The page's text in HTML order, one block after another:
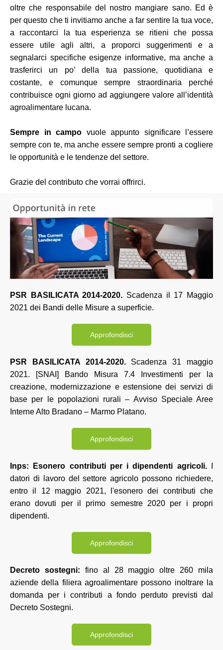
oltre che responsabile del nostro mangiare sano. Ed è
per questo che ti invitiamo anche a far sentire la tua voce,
a raccontarci la tua esperienza se ritieni che possa
essere utile agli altri, a proporci suggerimenti e a
segnalarci specifiche esigenze informative, ma anche a
trasferirci un po’ della tua passione, quotidiana e
costante, e comunque sempre straordinaria perché
contribuisce ogni giorno ad aggiungere valore all’identità
agroalimentare lucana.
Sempre in campo vuole appunto significare l’essere
sempre con te, ma anche essere sempre pronti a cogliere
le opportunità e le tendenze del settore.
Grazie del contributo che vorrai offrirci.
PSR BASILICATA 2014-2020. Scadenza il 17 Maggio
2021 dei Bandi delle Misure a superficie.
Approfondisci
PSR BASILICATA 2014-2020. Scadenza 31 maggio
2021. [SNAI] Bando Misura 7.4 Investimenti per la
creazione, modernizzazione e estensione dei servizi di
base per le popolazioni rurali – Avviso Speciale Aree
Interne Alto Bradano – Marmo Platano.
Approfondisci
Inps: Esonero contributi per i dipendenti agricoli.I
datori di lavoro del settore agricolo possono richiedere,
entro il 12 maggio 2021, l'esonero dei contributi che
erano dovuti per il primo semestre 2020 per i propri
dipendenti.
Approfondisci
Decreto sostegni: fino al 28 maggio oltre 260 mila
aziende della filiera agroalimentare possono inoltrare la
domanda per i contributi a fondo perduto previsti dal
Decreto Sostegni.
Approfondisci